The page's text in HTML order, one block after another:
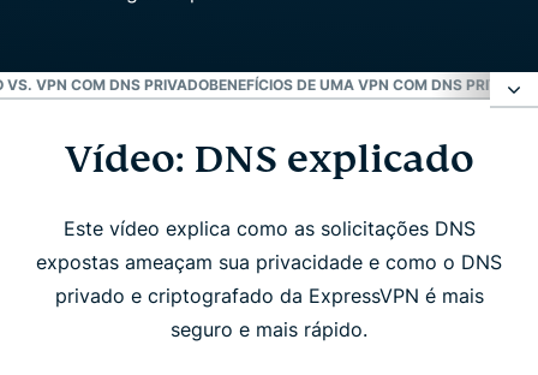
VS. VPN COM DNS PRIVADOBENEFÍCIOS DE UMA VPN COM DNS PRIVADO
Vídeo: DNS explicado
O que é DNS?
DNS gratuito vs. VPN com DNS privado
Vídeo: DNS explicado
Este vídeo explica como as solicitações DNS
expostas ameaçam sua privacidade e como o DNS
privado e criptografado da ExpressVPN é mais
seguro e mais rápido.